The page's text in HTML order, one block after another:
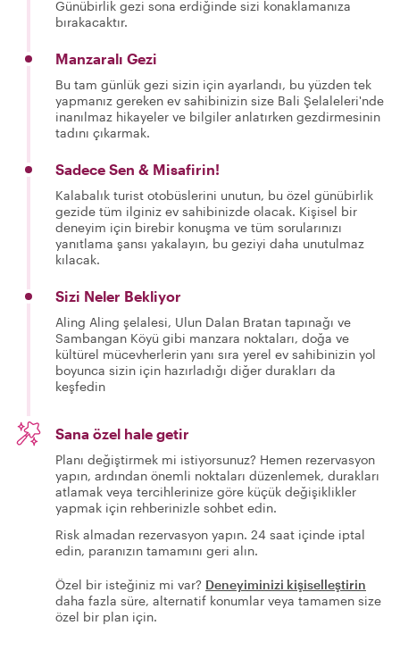
Günübirlik gezi sona erdiğinde sizi konaklamanıza
bırakacaktır.
Manzaralı Gezi
Bu tam günlük gezi sizin için ayarlandı, bu yüzden tek
yapmanız gereken ev sahibinizin size Bali Şelaleleri'nde
inanılmaz hikayeler ve bilgiler anlatırken gezdirmesinin
tadını çıkarmak.
Sadece Sen & Misafirin!
Kalabalık turist otobüslerini unutun, bu özel günübirlik
gezide tüm ilginiz ev sahibinizde olacak. Kişisel bir
deneyim için birebir konuşma ve tüm sorularınızı
yanıtlama şansı yakalayın, bu geziyi daha unutulmaz
kılacak.
Sizi Neler Bekliyor
Aling Aling şelalesi, Ulun Dalan Bratan tapınağı ve
Sambangan Köyü gibi manzara noktaları, doğa ve
kültürel mücevherlerin yanı sıra yerel ev sahibinizin yol
boyunca sizin için hazırladığı diğer durakları da
keşfedin
Sana özel hale getir
Planı değiştirmek mi istiyorsunuz? Hemen rezervasyon
yapın, ardından önemli noktaları düzenlemek, durakları
atlamak veya tercihlerinize göre küçük değişiklikler
yapmak için rehberinizle sohbet edin.
Risk almadan rezervasyon yapın. 24 saat içinde iptal
edin, paranızın tamamını geri alın.
Özel bir isteğiniz mi var? Deneyiminizi kişiselleştirin
daha fazla süre, alternatif konumlar veya tamamen size
özel bir plan için.